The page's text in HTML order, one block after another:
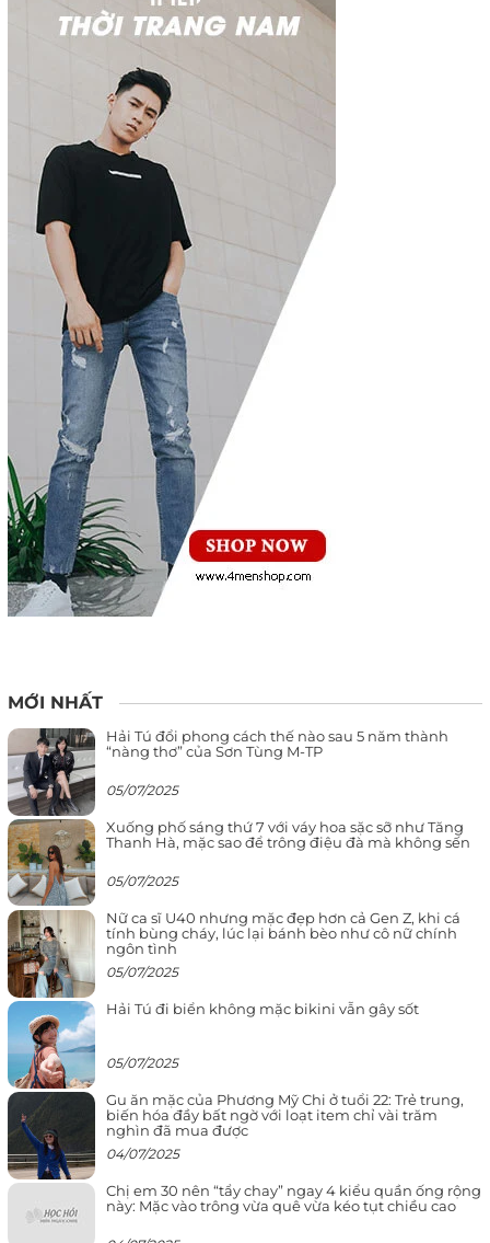
MỚI NHẤT
Hải Tú đổi phong cách thế nào sau 5 năm thành
“nàng thơ” của Sơn Tùng M-TP
05/07/2025
Xuống phố sáng thứ 7 với váy hoa sặc sỡ như Tăng
Thanh Hà, mặc sao để trông điệu đà mà không sến
05/07/2025
Nữ ca sĩ U40 nhưng mặc đẹp hơn cả Gen Z, khi cá
tính bùng cháy, lúc lại bánh bèo như cô nữ chính
ngôn tình
05/07/2025
Hải Tú đi biển không mặc bikini vẫn gây sốt
05/07/2025
Gu ăn mặc của Phương Mỹ Chi ở tuổi 22: Trẻ trung,
biến hóa đầy bất ngờ với loạt item chỉ vài trăm
nghìn đã mua được
04/07/2025
Chị em 30 nên “tẩy chay” ngay 4 kiểu quần ống rộng
này: Mặc vào trông vừa quê vừa kéo tụt chiều cao